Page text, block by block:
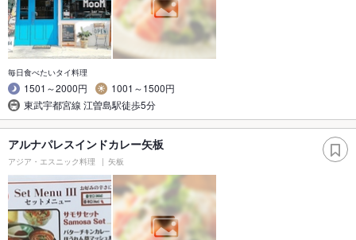
毎日食べたいタイ料理
1501～2000円
1001～1500円
東武宇都宮線 江曽島駅徒歩5分
アルナパレスインドカレー矢板
アジア・エスニック料理 矢板